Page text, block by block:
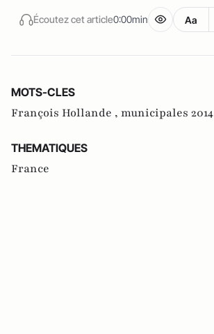
Écoutez cet article0:00min Aa
MOTS-CLES
François Hollande , municipales 2014
THEMATIQUES
France